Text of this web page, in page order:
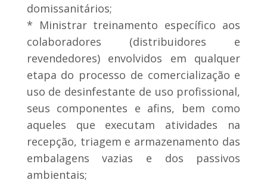
domissanitários;
* Ministrar treinamento específico aos
colaboradores (distribuidores e
revendedores) envolvidos em qualquer
etapa do processo de comercialização e
uso de desinfestante de uso profissional,
seus componentes e afins, bem como
aqueles que executam atividades na
recepção, triagem e armazenamento das
embalagens vazias e dos passivos
ambientais;